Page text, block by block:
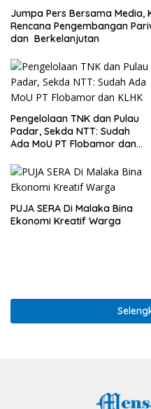
Jumpa Pers Bersama Media,
Rencana Pengembangan
dan Berkelanjutan
Pengelolaan TNK dan Pulau
Padar, Sekda NTT: Sudah
Ada MoU PT Flobamor dan
PUJA SERA Di Malaka Bina
Ekonomi Kreatif Warga